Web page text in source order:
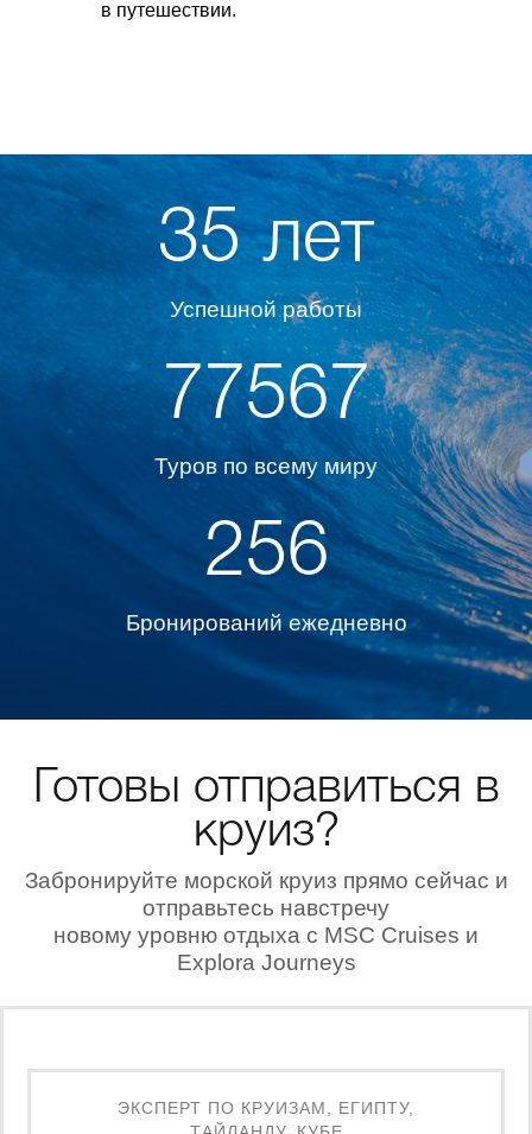
в путешествии.
35 лет
Успешной работы
77567
Туров по всему миру
256
Бронирований ежедневно
Готовы отправиться в
круиз?
Забронируйте морской круиз прямо сейчас и
отправьтесь навстречу
новому уровню отдыха с MSC Cruises и
Explora Journeys
ЭКСПЕРТ ПО КРУИЗАМ, ЕГИПТУ,